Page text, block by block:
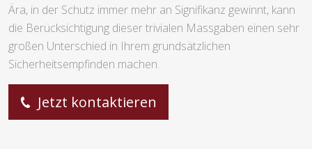
Ära, in der Schutz immer mehr an Signifikanz gewinnt, kann
die Berücksichtigung dieser trivialen Massgaben einen sehr
großen Unterschied in Ihrem grundsätzlichen
Sicherheitsempfinden machen.
Jetzt kontaktieren